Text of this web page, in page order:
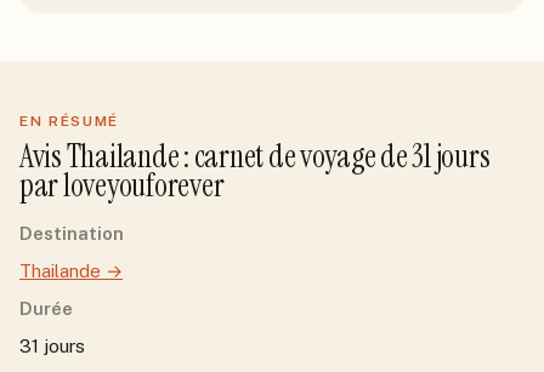
EN RÉSUMÉ
AvisThailande: carnet de voyage de31jours
parloveyouforever
Destination
Thailande →
Durée
31 jours